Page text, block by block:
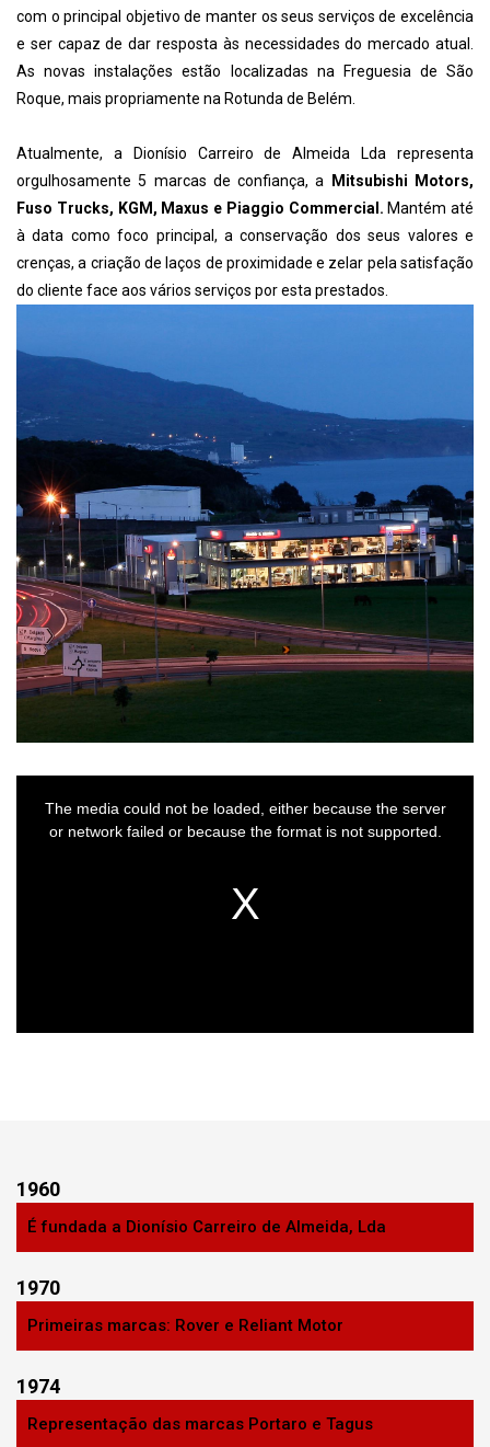
com o principal objetivo de manter os seus serviços de excelência
e ser capaz de dar resposta às necessidades do mercado atual.
As novas instalações estão localizadas na Freguesia de São
Roque, mais propriamente na Rotunda de Belém.
Atualmente, a Dionísio Carreiro de Almeida Lda representa
orgulhosamente 5 marcas de confiança, a Mitsubishi Motors,
Fuso Trucks, KGM, Maxus e Piaggio Commercial.Mantém até
à data como foco principal, a conservação dos seus valores e
crenças, a criação de laços de proximidade e zelar pela satisfação
do cliente face aos vários serviços por esta prestados.
The media could not be loaded, either because the server
or network failed or because the format is not supported.
1960
É fundada a Dionísio Carreiro de Almeida, Lda
1970
Primeiras marcas: Rover e Reliant Motor
1974
Representação das marcas Portaro e Tagus